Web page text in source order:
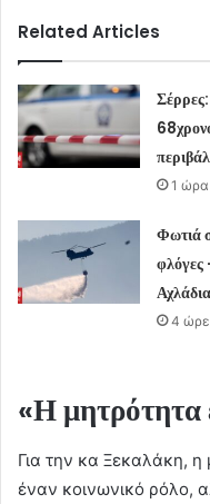
Related Articles
1
Φωτιά
φλόγες
Αχλάδια
4
«Η μητρότητα
Για την κα Ξεκαλάκη, η
έναν κοινωνικό ρόλο,